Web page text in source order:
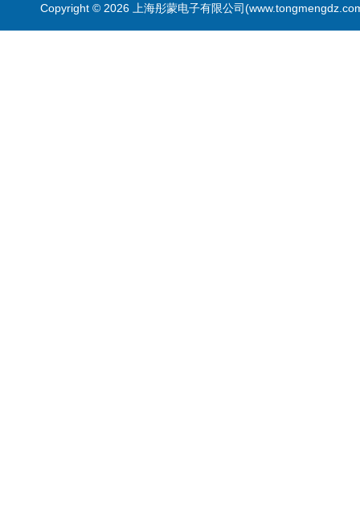
Copyright © 2026 上海彤蒙电子有限公司